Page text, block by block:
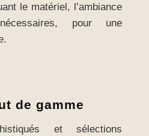
le matériel, l’ambiance
pour une
de gamme
et sélections